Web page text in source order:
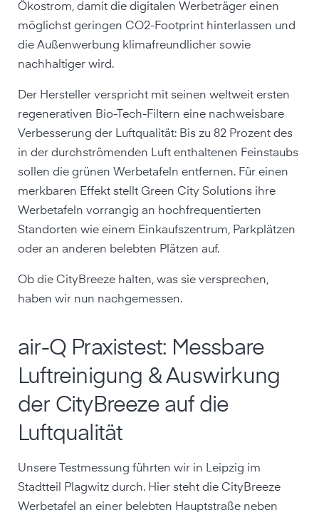
Ökostrom, damit die digitalen Werbeträger einen
möglichst geringen CO2-Footprint hinterlassen und
die Außenwerbung klimafreundlicher sowie
nachhaltiger wird.
Der Hersteller verspricht mit seinen weltweit ersten
regenerativen Bio-Tech-Filtern eine nachweisbare
Verbesserung der Luftqualität: Bis zu 82 Prozent des
in der durchströmenden Luft enthaltenen Feinstaubs
sollen die grünen Werbetafeln entfernen. Für einen
merkbaren Effekt stellt Green City Solutions ihre
Werbetafeln vorrangig an hochfrequentierten
Standorten wie einem Einkaufszentrum, Parkplätzen
oder an anderen belebten Plätzen auf.
Ob die CityBreeze halten, was sie versprechen,
haben wir nun nachgemessen.
air-Q Praxistest: Messbare
Luftreinigung & Auswirkung
der CityBreeze auf die
Luftqualität
Unsere Testmessung führten wir in Leipzig im
Stadtteil Plagwitz durch. Hier steht die CityBreeze
Werbetafel an einer belebten Hauptstraße neben